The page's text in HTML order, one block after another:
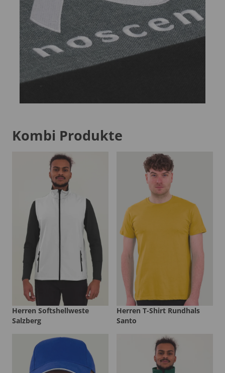
Kombi Produkte
Herren Softshellweste
Salzberg
Herren T-Shirt Rundhals
Santo